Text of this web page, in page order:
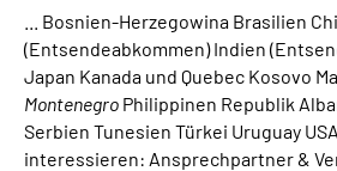
Inhalte in Gebärdensprache (DGS)
Leichte Sprache
... Bosnien-Herzegowina Brasilien
(Entsendeabkommen) Indien
Japan Kanada und Quebec Kosovo
Montenegro Philippinen Republik
Serbien Tunesien Türkei Uruguay
interessieren: Ansprechpartner &